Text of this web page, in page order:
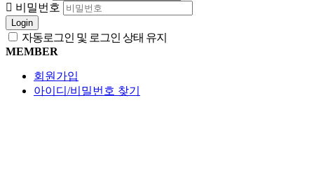
비밀번호
Login
자동로그인 및 로그인 상태 유지
MEMBER
회원가입
아이디/비밀번호 찾기